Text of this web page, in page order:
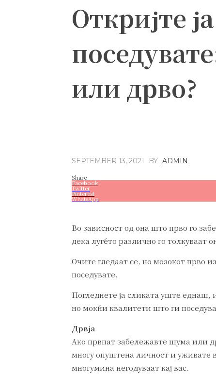
Откријте
или дрво?
SEPTEMBER 13, 2021 BY ADMIN
Share
Facebook
Twitter
Pinterest
WhatsApp
Во зависност од она што прво го
дека луѓето различно го толкуваат
Очите гледаат се, но мозокот прво
поседувате.
Погледнете ја сликата уште еднаш,
но моќни квалитети што ги
Дрвја
Ако првпат забележавте шума или
многу опуштена личност и уживате
многумина негодуваат кај вас.